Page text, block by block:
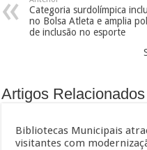
Categoria surdolímpica
no Bolsa Atleta e amplia
de inclusão no esporte
Artigos Relacionados
Bibliotecas Municipais
visitantes com